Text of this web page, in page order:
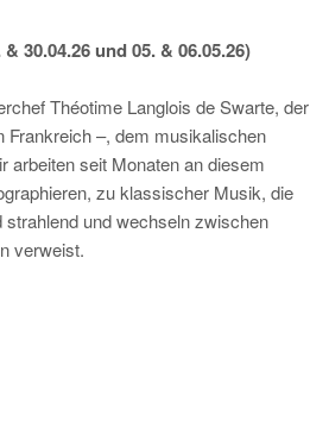
30.04.26 und 05. & 06.05.26)
Théotime Langlois de Swarte, der
Frankreich –, dem musikalischen
arbeiten seit Monaten an diesem
zu klassischer Musik, die
und wechseln zwischen
verweist.